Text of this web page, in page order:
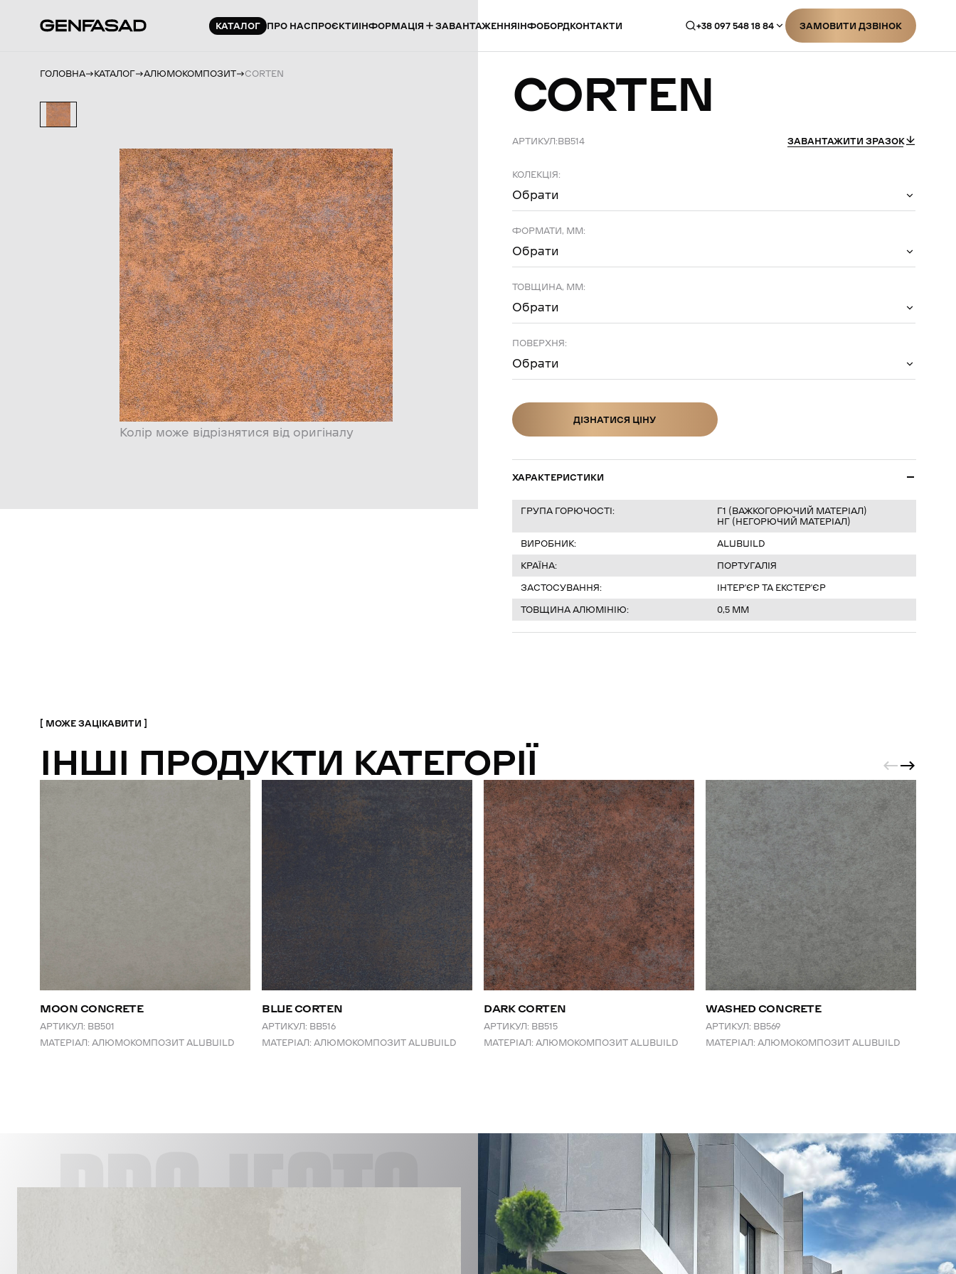
КАТАЛОГ ПРО НАСПРОЄКТИІНФОРМАЦІЯ ЗАВАНТАЖЕННЯІНФОБОРДКОНТАКТИ +38 097 548 18 84 ЗАМОВИТИ ДЗВІНОК
ГОЛОВНА КАТАЛОГ АЛЮМОКОМПОЗИТ CORTEN
Колір може відрізнятися від оригіналу
CORTEN
АРТИКУЛ:BB514 ЗАВАНТАЖИТИ ЗРАЗОК
КОЛЕКЦІЯ:
Обрати
ФОРМАТИ, ММ:
Обрати
ТОВЩИНА, ММ:
Обрати
ПОВЕРХНЯ:
Обрати
ДІЗНАТИСЯ ЦІНУ
ХАРАКТЕРИСТИКИ
ГРУПА ГОРЮЧОСТІ:
Г1 (ВАЖКОГОРЮЧИЙ МАТЕРІАЛ)
НГ (НЕГОРЮЧИЙ МАТЕРІАЛ)
ВИРОБНИК:
ALUBUILD
КРАЇНА:
ПОРТУГАЛІЯ
ЗАСТОСУВАННЯ:
ІНТЕРʼЄР ТА ЕКСТЕРʼЄР
ТОВЩИНА АЛЮМІНІЮ:
0,5 ММ
МОЖЕ ЗАЦІКАВИТИ
ІНШІ ПРОДУКТИ КАТЕГОРІЇ
MOON CONCRETE
АРТИКУЛ: BB501
МАТЕРІАЛ: АЛЮМОКОМПОЗИТ ALUBUILD
BLUE CORTEN
АРТИКУЛ: BB516
МАТЕРІАЛ: АЛЮМОКОМПОЗИТ ALUBUILD
DARK CORTEN
АРТИКУЛ: BB515
МАТЕРІАЛ: АЛЮМОКОМПОЗИТ ALUBUILD
WASHED CONCRETE
АРТИКУЛ: BB569
МАТЕРІАЛ: АЛЮМОКОМПОЗИТ ALUBUILD
PROJECTS